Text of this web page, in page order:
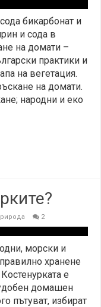
бикарбонат и
и сода в
на домати –
практики и
на вегетация.
на домати.
народни и еко
2
морски и
хранене
е
домашен
пътуват, избират